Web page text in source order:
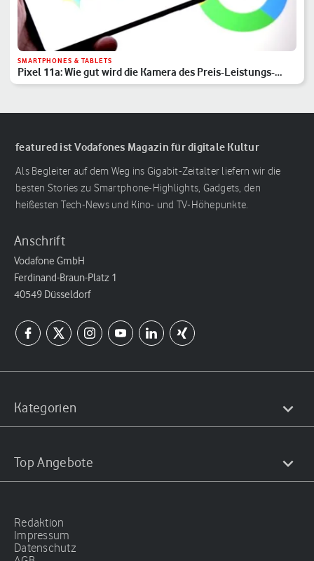
SMARTPHONES & TABLETS
Pixel 11a: Wie gut wird die Kamera des Preis-Leistungs-
Hits?
featured ist Vodafones Magazin für digitale Kultur
Als Begleiter auf dem Weg ins Gigabit-Zeitalter liefern wir die
besten Stories zu Smartphone-Highlights, Gadgets, den
heißesten Tech-News und Kino- und TV-Höhepunkte.
Anschrift
Vodafone GmbH
Ferdinand-Braun-Platz 1
40549 Düsseldorf
Kategorien
Top Angebote
Redaktion
Impressum
Datenschutz